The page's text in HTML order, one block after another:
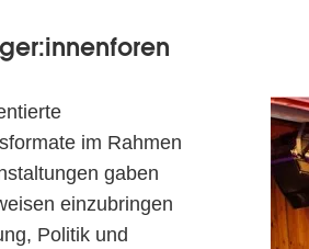
im Rahmen
gaben
einzubringen
Politik und